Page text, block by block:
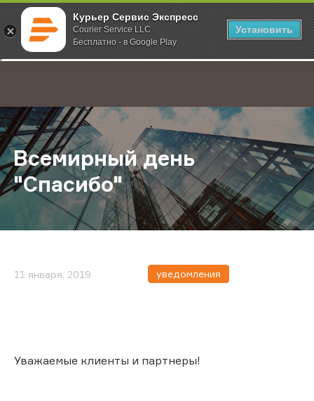
Курьер Сервис Экспресс
Courier Service LLC
Бесплатно - в Google Play
Установить
;
Главная О компании Новости Всемирный день "Спасибо"
Всемирный день
"Спасибо"
11 января, 2019 уведомления
Уважаемые клиенты и партнеры!